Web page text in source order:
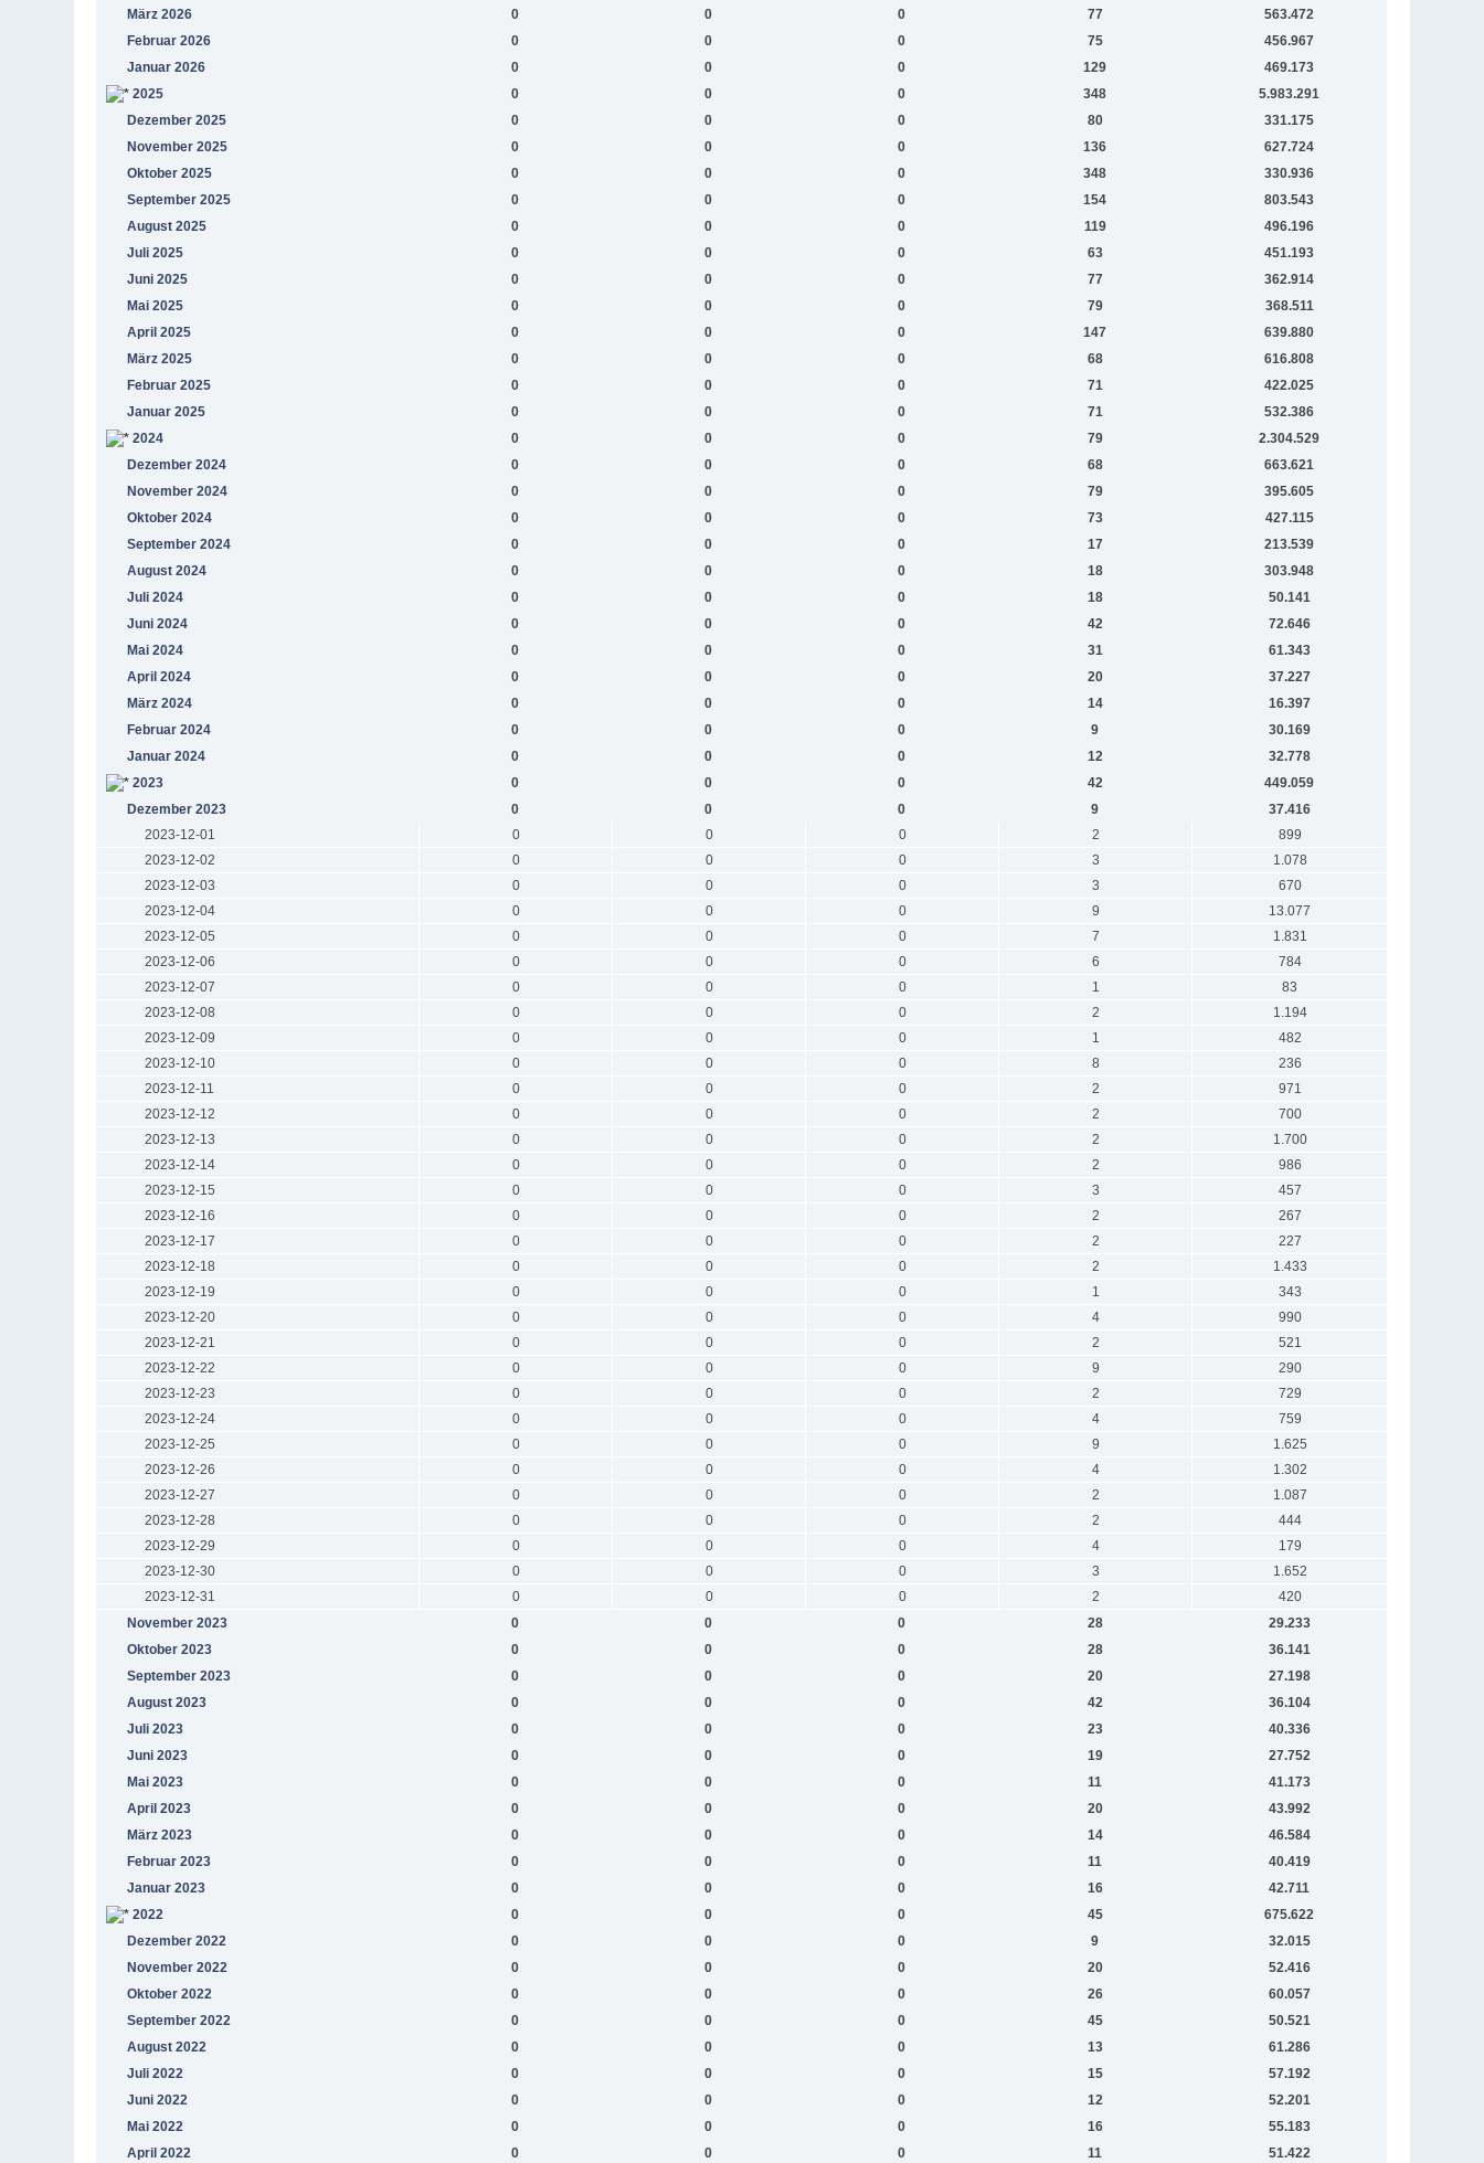
März 2026
0 0 0 77
563.472
Februar 2026
0 0 0 75
456.967
Januar 2026
0 0 0 129
469.173
2025
0 0 0 348
5.983.291
Dezember 2025
0 0 0 80
331.175
November 2025
0 0 0 136
627.724
Oktober 2025
0 0 0 348
330.936
September 2025
0 0 0 154
803.543
August 2025
0 0 0 119
496.196
Juli 2025
0 0 0 63
451.193
Juni 2025
0 0 0 77
362.914
Mai 2025
0 0 0 79
368.511
April 2025
0 0 0 147
639.880
März 2025
0 0 0 68
616.808
Februar 2025
0 0 0 71
422.025
Januar 2025
0 0 0 71
532.386
2024
0 0 0 79
2.304.529
Dezember 2024
0 0 0 68
663.621
November 2024
0 0 0 79
395.605
Oktober 2024
0 0 0 73
427.115
September 2024
0 0 0 17
213.539
August 2024
0 0 0 18
303.948
Juli 2024
0 0 0 18
50.141
Juni 2024
0 0 0 42
72.646
Mai 2024
0 0 0 31
61.343
April 2024
0 0 0 20
37.227
März 2024
0 0 0 14
16.397
Februar 2024
0 0 0 9
30.169
Januar 2024
0 0 0 12
32.778
2023
0 0 0 42
449.059
Dezember 2023
0 0 0 9
37.416
2023-12-01
0 0 0 2
899
2023-12-02
0 0 0 3
1.078
2023-12-03
0 0 0 3
670
2023-12-04
0 0 0 9
13.077
2023-12-05
0 0 0 7
1.831
2023-12-06
0 0 0 6
784
2023-12-07
0 0 0 1
83
2023-12-08
0 0 0 2
1.194
2023-12-09
0 0 0 1
482
2023-12-10
0 0 0 8
236
2023-12-11
0 0 0 2
971
2023-12-12
0 0 0 2
700
2023-12-13
0 0 0 2
1.700
2023-12-14
0 0 0 2
986
2023-12-15
0 0 0 3
457
2023-12-16
0 0 0 2
267
2023-12-17
0 0 0 2
227
2023-12-18
0 0 0 2
1.433
2023-12-19
0 0 0 1
343
2023-12-20
0 0 0 4
990
2023-12-21
0 0 0 2
521
2023-12-22
0 0 0 9
290
2023-12-23
0 0 0 2
729
2023-12-24
0 0 0 4
759
2023-12-25
0 0 0 9
1.625
2023-12-26
0 0 0 4
1.302
2023-12-27
0 0 0 2
1.087
2023-12-28
0 0 0 2
444
2023-12-29
0 0 0 4
179
2023-12-30
0 0 0 3
1.652
2023-12-31
0 0 0 2
420
November 2023
0 0 0 28
29.233
Oktober 2023
0 0 0 28
36.141
September 2023
0 0 0 20
27.198
August 2023
0 0 0 42
36.104
Juli 2023
0 0 0 23
40.336
Juni 2023
0 0 0 19
27.752
Mai 2023
0 0 0 11
41.173
April 2023
0 0 0 20
43.992
März 2023
0 0 0 14
46.584
Februar 2023
0 0 0 11
40.419
Januar 2023
0 0 0 16
42.711
2022
0 0 0 45
675.622
Dezember 2022
0 0 0 9
32.015
November 2022
0 0 0 20
52.416
Oktober 2022
0 0 0 26
60.057
September 2022
0 0 0 45
50.521
August 2022
0 0 0 13
61.286
Juli 2022
0 0 0 15
57.192
Juni 2022
0 0 0 12
52.201
Mai 2022
0 0 0 16
55.183
April 2022
0 0 0 11 51.422